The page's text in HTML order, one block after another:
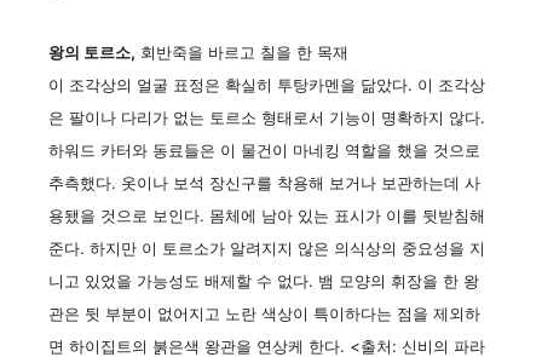
왕의 토르소, 회반죽을 바르고 칠을 한 목재
이 조각상의 얼굴 표정은 확실히 투탕카멘을 닮았다. 이 조각상
은 팔이나 다리가 없는 토르소 형태로서 기능이 명확하지 않다.
하워드 카터와 동료들은 이 물건이 마네킹 역할을 했을 것으로
추측했다. 옷이나 보석 장신구를 착용해 보거나 보관하는데 사
용됐을 것으로 보인다. 몸체에 남아 있는 표시가 이를 뒷받침해
준다. 하지만 이 토르소가 알려지지 않은 의식상의 중요성을 지
니고 있었을 가능성도 배제할 수 없다. 뱀 모양의 휘장을 한 왕
관은 뒷 부분이 없어지고 노란 색상이 특이하다는 점을 제외하
면 하이집트의 붉은색 왕관을 연상케 한다. <출처: 신비의 파라